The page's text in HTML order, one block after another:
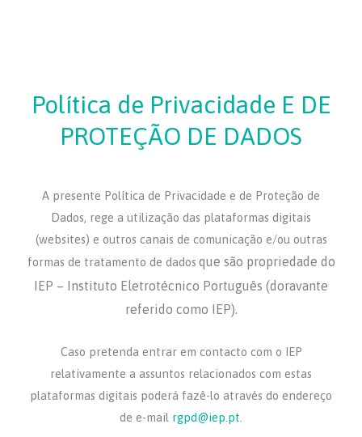
Política de Privacidade E DE
PROTEÇÃO DE DADOS
A presente Política de Privacidade e de Proteção de
Dados, rege a utilização das plataformas digitais
(websites) e outros canais de comunicação e/ou outras
formas de tratamento de dados que são propriedade do
IEP – Instituto Eletrotécnico Português (doravante
referido como IEP).
Caso pretenda entrar em contacto com o IEP
relativamente a assuntos relacionados com estas
plataformas digitais poderá fazê-lo através do endereço
de e-mail rgpd@iep.pt